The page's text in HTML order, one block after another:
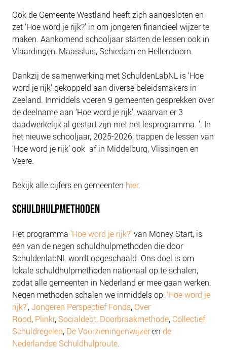
BLOGS
Ook de Gemeente Westland heeft zich aangesloten en
zet ‘Hoe word je rijk?’ in om jongeren financieel wijzer te
maken. Aankomend schooljaar starten de lessen ook in
Vlaardingen, Maassluis, Schiedam en Hellendoorn.
Dankzij de samenwerking met SchuldenLabNL is ‘Hoe
word je rijk’ gekoppeld aan diverse beleidsmakers in
Zeeland. Inmiddels voeren 9 gemeenten gesprekken over
de deelname aan ‘Hoe word je rijk’, waarvan er 3
daadwerkelijk al gestart zijn met het lesprogramma. ’. In
het nieuwe schooljaar, 2025-2026, trappen de lessen van
‘Hoe word je rijk’ ook af in Middelburg, Vlissingen en
Veere.
Bekijk alle cijfers en gemeenten hier.
SCHULDHULPMETHODEN
Het programma 'Hoe word je rijk?' van Money Start, is
één van de negen schuldhulpmethoden die door
SchuldenlabNL wordt opgeschaald. Ons doel is om
lokale schuldhulpmethoden nationaal op te schalen,
zodat alle gemeenten in Nederland er mee gaan werken.
Negen methoden schalen we inmiddels op:‘Hoe word je
rijk?’,Jongeren Perspectief Fonds, Over
Rood, Plinkr, Socialdebt, Doorbraakmethode, Collectief
Schuldregelen, De Voorzieningenwijzeren de
Nederlandse Schuldhulproute.